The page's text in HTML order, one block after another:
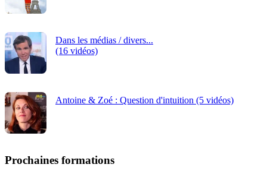
Dans les médias / divers...
(16 vidéos)
Antoine & Zoé : Question d'intuition (5 vidéos)
Prochaines formations